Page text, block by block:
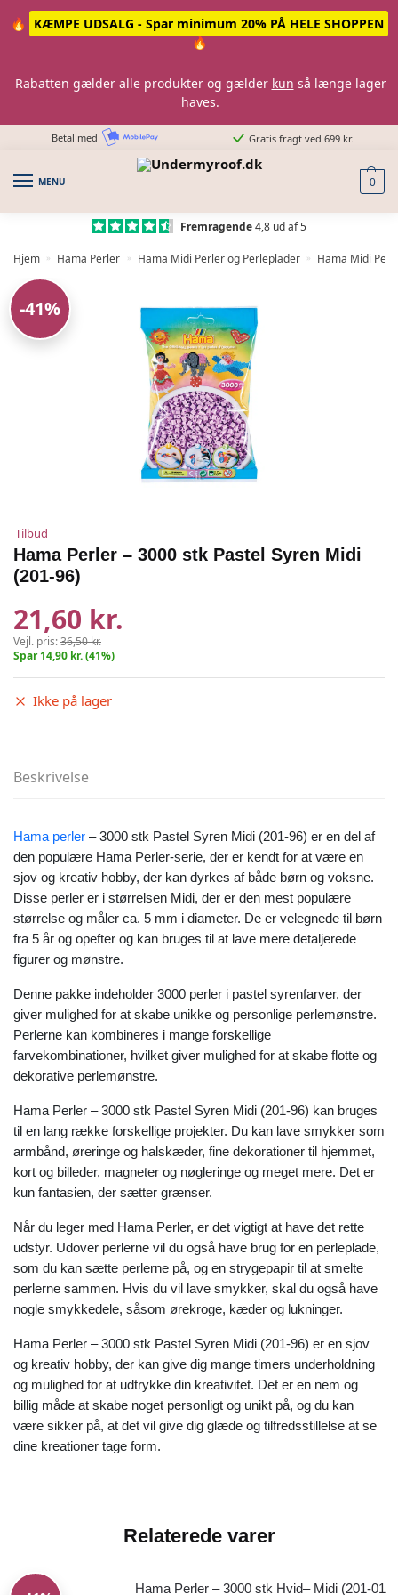
🔥
KÆMPE UDSALG - Spar minimum 20% PÅ HELE SHOPPEN
🔥
Rabatten gælder alle produkter og gælder kun så længe lager
haves.
Betal med Gratis fragt ved 699 kr.
MENU 0
Fremragende4,8 ud af 5
Hjem » Hama Perler » Hama Midi Perler og Perleplader » Hama Midi
-41%
Tilbud
Hama Perler – 3000 stk Pastel Syren Midi
(201-96)
21,60 kr.
Vejl. pris:36,50 kr.
Spar 14,90 kr. (41%)
Ikke på lager
Beskrivelse
Hama perler – 3000 stk Pastel Syren Midi (201-96) er en del af
den populære Hama Perler-serie, der er kendt for at være en
sjov og kreativ hobby, der kan dyrkes af både børn og voksne.
Disse perler er i størrelsen Midi, der er den mest populære
størrelse og måler ca. 5 mm i diameter. De er velegnede til børn
fra 5 år og opefter og kan bruges til at lave mere detaljerede
figurer og mønstre.
Denne pakke indeholder 3000 perler i pastel syrenfarver, der
giver mulighed for at skabe unikke og personlige perlemønstre.
Perlerne kan kombineres i mange forskellige
farvekombinationer, hvilket giver mulighed for at skabe flotte og
dekorative perlemønstre.
Hama Perler – 3000 stk Pastel Syren Midi (201-96) kan bruges
til en lang række forskellige projekter. Du kan lave smykker som
armbånd, øreringe og halskæder, fine dekorationer til hjemmet,
kort og billeder, magneter og nøgleringe og meget mere. Det er
kun fantasien, der sætter grænser.
Når du leger med Hama Perler, er det vigtigt at have det rette
udstyr. Udover perlerne vil du også have brug for en perleplade,
som du kan sætte perlerne på, og en strygepapir til at smelte
perlerne sammen. Hvis du vil lave smykker, skal du også have
nogle smykkedele, såsom ørekroge, kæder og lukninger.
Hama Perler – 3000 stk Pastel Syren Midi (201-96) er en sjov
og kreativ hobby, der kan give dig mange timers underholdning
og mulighed for at udtrykke din kreativitet. Det er en nem og
billig måde at skabe noget personligt og unikt på, og du kan
være sikker på, at det vil give dig glæde og tilfredsstillelse at se
dine kreationer tage form.
Relaterede varer
Hama Perler – 3000 stk Hvid– Midi (201-01